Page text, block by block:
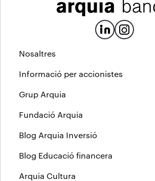
Nosaltres
Informació per accionistes
Grup Arquia
Fundació Arquia
Blog Arquia Inversió
Blog Educació financera
Arquia Cultura